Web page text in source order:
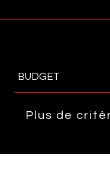
BUDGET
Plus de